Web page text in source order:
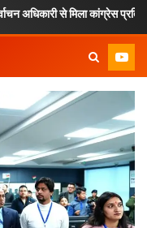
से मिला कांग्रेस प्रतिनिधिमंडल,